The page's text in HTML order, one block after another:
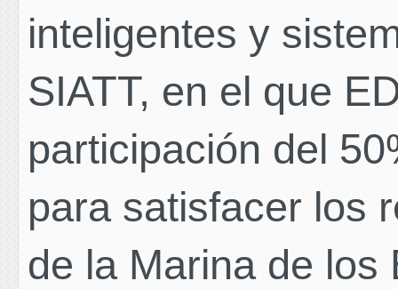
inteligentes y
SIATT, en el que
participación del
para satisfacer los
de la Marina de los